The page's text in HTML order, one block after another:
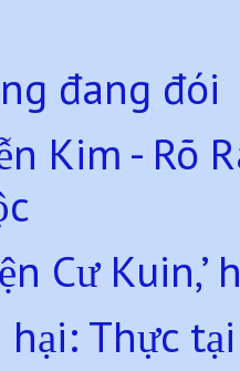
đang đói
Kim - Rõ
Cư
hại: Thực